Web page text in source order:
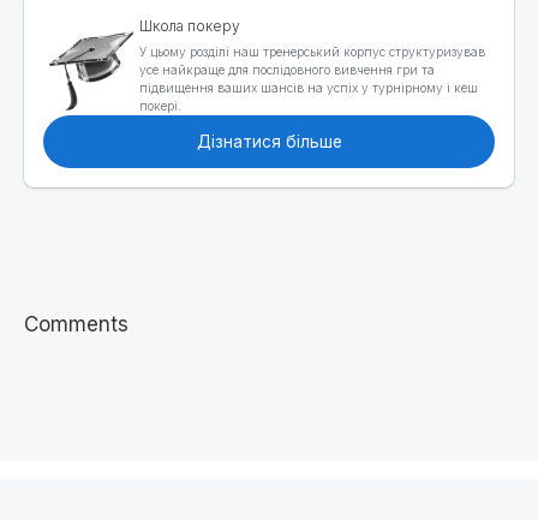
Школа покеру
У цьому розділі наш тренерський корпус структуризував
усе найкраще для послідовного вивчення гри та
підвищення ваших шансів на успіх у турнірному і кеш
покері.
Дізнатися більше
Comments